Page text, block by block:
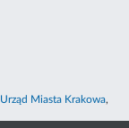
Urząd Miasta Krakowa,